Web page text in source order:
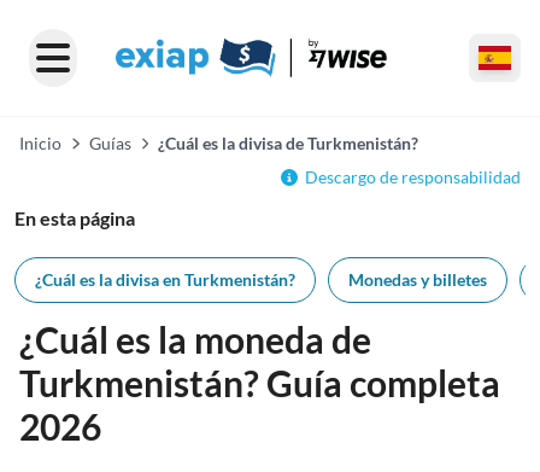
Inicio Guías
¿Cuál es la divisa de Turkmenistán?
Descargo de responsabilidad
En esta página
¿Cuál es la divisa en Turkmenistán? Monedas y billetes
¿Cuál es la moneda de
Turkmenistán? Guía completa
2026